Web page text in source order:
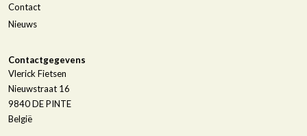
Contact
Nieuws
Contactgegevens
Vlerick Fietsen
Nieuwstraat 16
9840DE PINTE
België